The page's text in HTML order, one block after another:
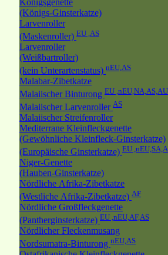
Königsgenette
(Königs-Ginsterkatze)
Larvenroller
(Maskenroller) EU ,AS
Larvenroller
(Weißbartroller)
(kein Unterartenstatus) nEU,AS
Malabar-Zibetkatze
Malaiischer Binturong EU ,nEU,NA,AS,AU
Malaiischer Larvenroller AS
Malaiischer Streifenroller
Mediterrane Kleinfleckgenette
(Gewöhnliche Kleinfleck-Ginsterkatze)
(Europäische Ginsterkatze) EU
Niger-Genette
(Hauben-Ginsterkatze)
Nördliche Afrika-Zibetkatze
(Westliche Afrika-Zibetkatze) AF
Nördliche Großfleckgenette
(Pantherginsterkatze) EU ,nEU,AF,AS
Nördlicher Fleckenmusang
Nordsumatra-Binturong nEU,AS